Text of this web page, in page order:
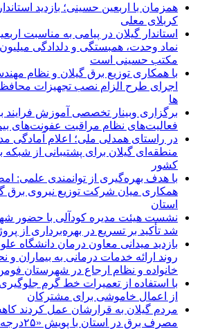
همزمان با اربعین حسینی؛ بازدید
کربلای معلی
استاندار گیلان در پیامی به مناسبت
نماد وحدت، همبستگی و دلدادگی
مکتب حسینی است
با همکاری توزیع برق گیلان و نظام
اجرای طرح الزام نصب تجهیزات محافظ
ها
برگزاری وبینار تخصصی آموزش فرایند
فعالیت‌های نظام مراقبت عفونت‌های
در راستای همدلی ملی؛ اعلام آمادگی
منطقه‌ای گیلان برای پشتیبانی از
كشور
با هدف بهره‌گیری از توانمندی علمی:
همكاری میان شركت توزیع نیروی برق
استان
نشست هیئت مدیره کودآلی با حضور
شد تأکید بر تسریع در بهره‌برداری از
بازدید میدانی معاون درمان دانشگاه
روند ارائه خدمات درمانی به بیماران
خانواده و نظام ارجاع در شهرستان
از اعمال خاموشی برای مشتركان
مردم گیلان به قرارشان عمل کردند
مصرف برق در استان با پویش «۲۵درجه؛ قرار همدلی»